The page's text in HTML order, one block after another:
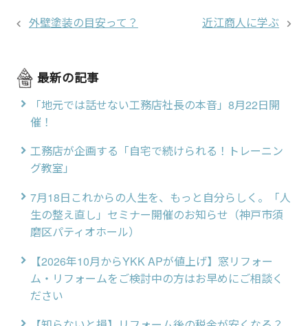
外壁塗装の目安って？ 近江商人に学ぶ
最新の記事
「地元では話せない工務店社長の本音」8月22日開
催！
工務店が企画する「自宅で続けられる！トレーニン
グ教室」
7月18日これからの人生を、もっと自分らしく。「人
生の整え直し」セミナー開催のお知らせ（神戸市須
磨区パティオホール）
【2026年10月からYKK APが値上げ】窓リフォー
ム・リフォームをご検討中の方はお早めにご相談く
ださい